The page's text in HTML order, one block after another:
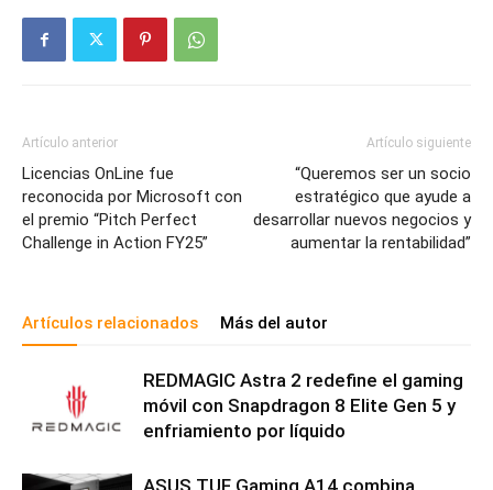
Artículo anterior
Licencias OnLine fue
reconocida por Microsoft con
el premio “Pitch Perfect
Challenge in Action FY25”
Artículo siguiente
“Queremos ser un socio
estratégico que ayude a
desarrollar nuevos negocios y
aumentar la rentabilidad”
Artículos relacionados Más del autor
REDMAGIC Astra 2 redefine el gaming
móvil con Snapdragon 8 Elite Gen 5 y
enfriamiento por líquido